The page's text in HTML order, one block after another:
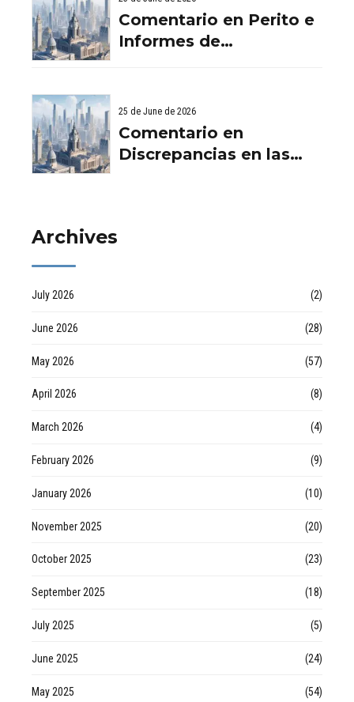
Aurema Group - Grupo
Aurema -
Rehabilitaciones y
Comentario en Perito e
Informes de
Viviendas: Lo Que
Debes Saber por
empresa de desatascos
en Huelva
25 de June de 2026
Comentario en
Discrepancias en las
Archives
July 2026 (2)
June 2026 (28)
May 2026 (57)
April 2026 (8)
March 2026 (4)
February 2026 (9)
January 2026 (10)
November 2025 (20)
October 2025 (23)
September 2025 (18)
July 2025 (5)
June 2025 (24)
May 2025 (54)